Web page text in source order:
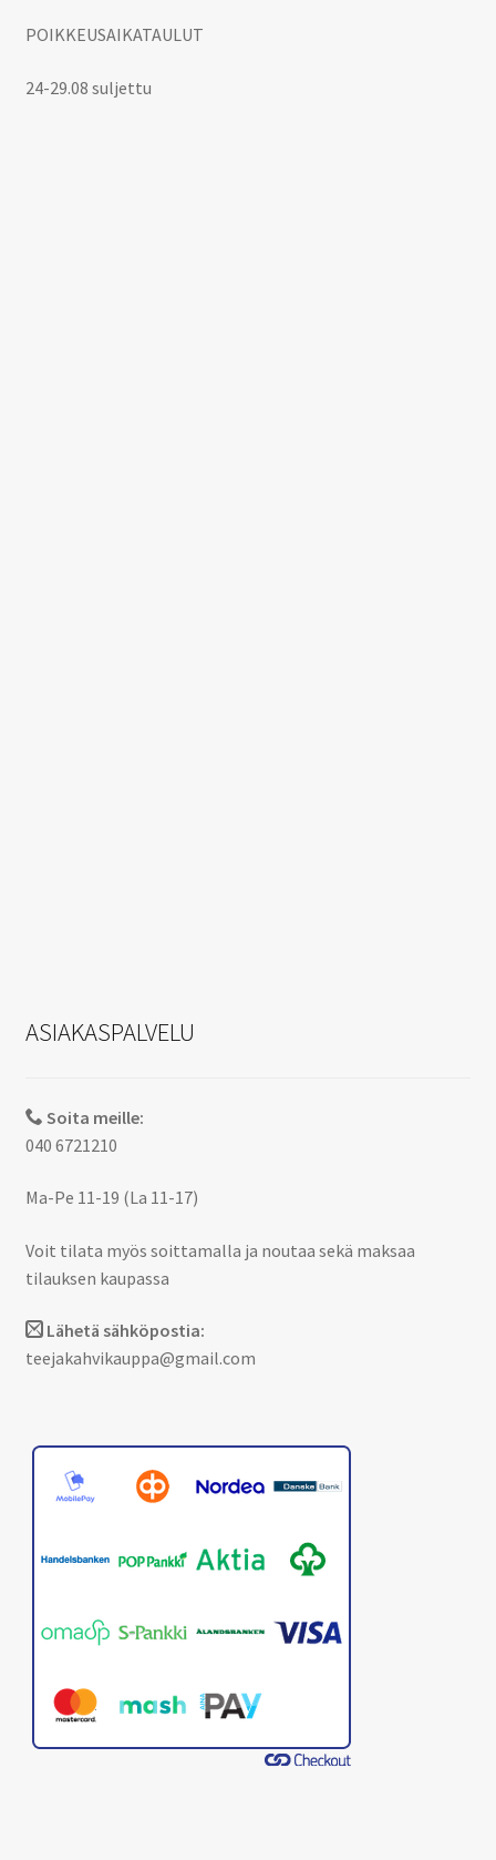
POIKKEUSAIKATAULUT
24-29.08 suljettu
ASIAKASPALVELU
Soita meille:
040 6721210
Ma-Pe 11-19 (La 11-17)
Voit tilata myös soittamalla ja noutaa sekä maksaa
tilauksen kaupassa
Lähetä sähköpostia:
teejakahvikauppa@gmail.com